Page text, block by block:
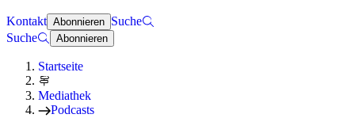
Kontakt Abonnieren Suche
Suche
Abonnieren
Startseite
Mediathek
Podcasts